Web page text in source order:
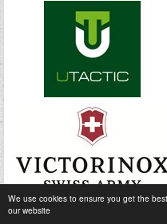
We use cookies to ensure you get the
our website